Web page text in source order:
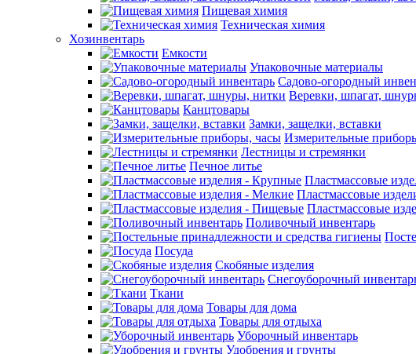
Пищевая химия
Техническая химия
Хозинвентарь
Емкости
Упаковочные материалы
Садово-огородный
Веревки, шпагат,
Канцтовары
Замки, защелки, вставки
Измерительные
Лестницы и стремянки
Печное литье
Пластмассовые
Пластмассовые
Пластмассовые
Поливочный инвентарь
Посуда
Скобяные изделия
Снегоуборочный
Ткани
Товары для дома
Товары для отдыха
Уборочный инвентарь
Удобрения и грунты